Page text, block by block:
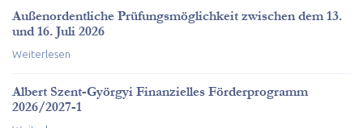
Außenordentliche Prüfungsmöglichkeit zwischen dem 13.
und 16. Juli 2026
Weiterlesen
Albert Szent-Györgyi Finanzielles Förderprogramm
2026/2027-1